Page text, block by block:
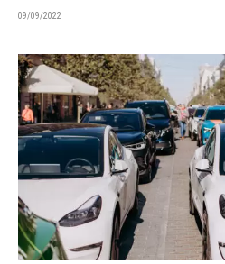
09/09/2022